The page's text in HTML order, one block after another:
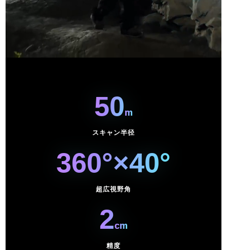
50m
スキャン半径
360°×40°
超広視野角
2cm
精度